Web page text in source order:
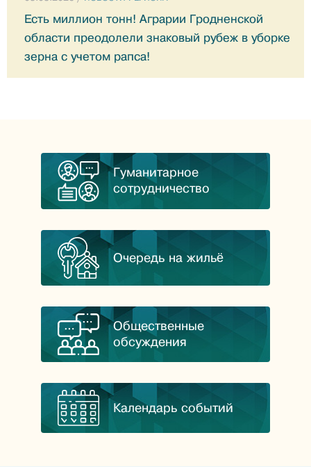
Есть миллион тонн! Аграрии Гродненской
области преодолели знаковый рубеж в уборке
зерна с учетом рапса!
Гуманитарное
сотрудничество
Очередь на жильё
Общественные
обсуждения
Календарь событий